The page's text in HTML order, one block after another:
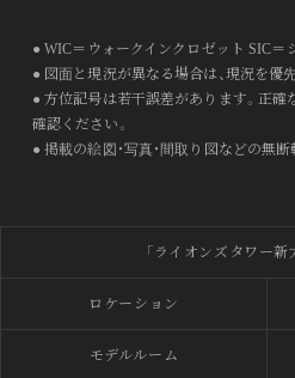
● WIC＝ウォークインクロゼット SIC＝
● 図面と現況が異なる場合は、現況を優
● 方位記号は若干誤差があります。正
確認ください。
● 掲載の絵図・写真・間取り図などの無断
「ライオンズタワー新
ロケーション
モデルルーム